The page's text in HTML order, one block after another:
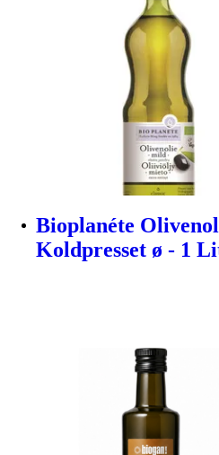
Bioplanéte
Koldpresset ø - 1